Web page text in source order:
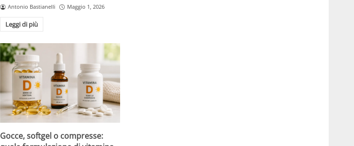
Antonio Bastianelli Maggio 1, 2026
Leggi di più
Gocce, softgel o compresse: